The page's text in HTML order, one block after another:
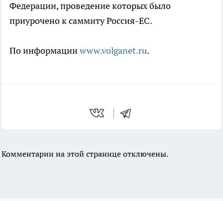
Федерации, проведение которых было
приурочено к саммиту Россия-ЕС.
По информацииwww.volganet.ru.
Комментарии на этой странице отключены.